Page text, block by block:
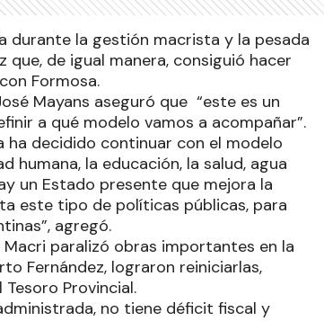
durante la gestión macrista y la pesada
de igual manera, consiguió hacer
Formosa.
Mayans aseguró que “este es un
a qué modelo vamos a acompañar”.
ha decidido continuar con el modelo
humana, la educación, la salud, agua
un Estado presente que mejora la
este tipo de políticas públicas, para
agregó.
paralizó obras importantes en la
Fernández, lograron reiniciarlas,
Provincial.
no tiene déficit fiscal y